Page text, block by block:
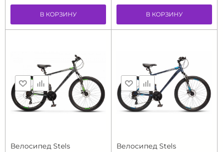
В КОРЗИНУ В КОРЗИНУ
Велосипед Stels
Велосипед Stels